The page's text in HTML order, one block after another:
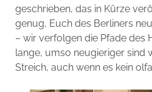
ONLINE-SHOP
DAS ALZD-TEAM
geschrieben, das in Kürze
genug, Euch des Berliners
– wir verfolgen die Pfade des
lange, umso neugieriger sind
Streich, auch wenn es kein